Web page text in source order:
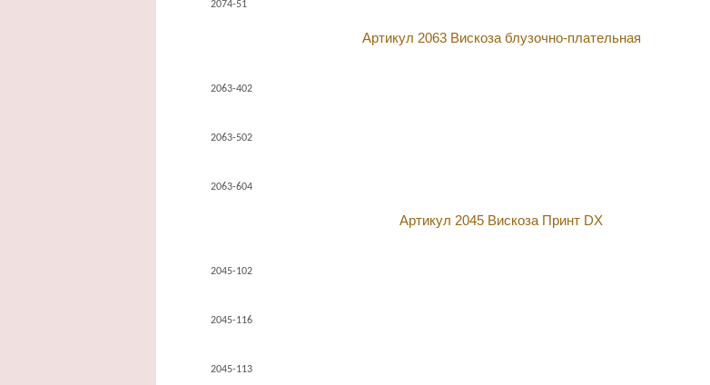
2074-51
Артикул 2063 Вискоза блузочно-плательная
2063-402
2063-502
2063-604
Артикул 2045 Вискоза Принт DX
2045-102
2045-116
2045-113